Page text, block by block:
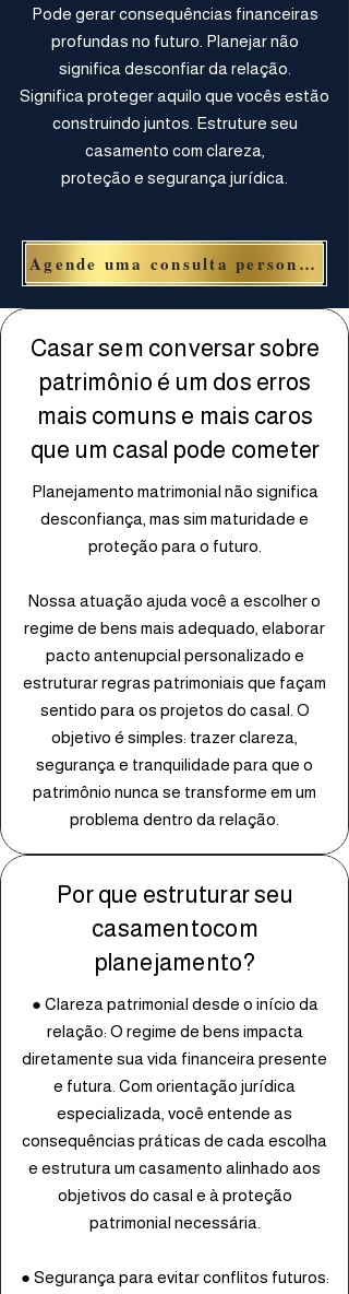
Pode gerar consequências financeiras
profundas no futuro. Planejar não
significa desconfiar da relação.
Significa proteger aquilo que vocês estão
construindo juntos. Estruture seu
casamento com clareza,
proteção e segurança jurídica.
Agende uma consulta personalizada
Casar sem conversar sobre
patrimônio é um dos erros
mais comuns e mais caros
que um casal pode cometer
Planejamento matrimonial não significa
desconfiança, mas sim maturidade e
proteção para o futuro.
Nossa atuação ajuda você a escolher o
regime de bens mais adequado, elaborar
pacto antenupcial personalizado e
estruturar regras patrimoniais que façam
sentido para os projetos do casal. O
objetivo é simples: trazer clareza,
segurança e tranquilidade para que o
patrimônio nunca se transforme em um
problema dentro da relação.
Por que estruturar seu
casamentocom
planejamento?
● Clareza patrimonial desde o início da
relação: O regime de bens impacta
diretamente sua vida financeira presente
e futura. Com orientação jurídica
especializada, você entende as
consequências práticas de cada escolha
e estrutura um casamento alinhado aos
objetivos do casal e à proteção
patrimonial necessária.
● Segurança para evitar conflitos futuros: